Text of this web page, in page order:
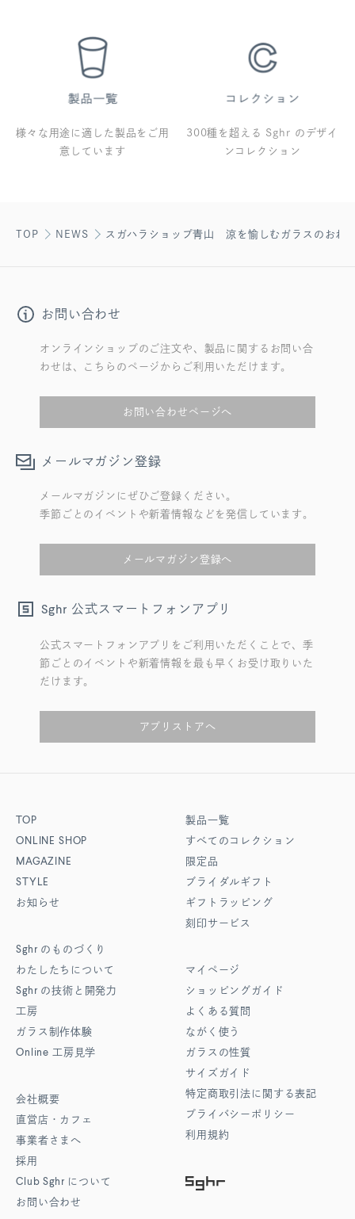
様々な用途に適した製品をご用
意しています
300種を超える Sghr のデザイ
ンコレクション
TOP NEWS スガハラショップ青山 涼を愉しむガラスのおわ
お問い合わせ
オンラインショップのご注文や、製品に関するお問い合
わせは、こちらのページからご利用いただけます。
お問い合わせページへ
メールマガジン登録
メールマガジンにぜひご登録ください。
季節ごとのイベントや新着情報などを発信しています。
メールマガジン登録へ
Sghr 公式スマートフォンアプリ
公式スマートフォンアプリをご利用いただくことで、季
節ごとのイベントや新着情報を最も早くお受け取りいた
だけます。
アプリストアへ
TOP
ONLINE SHOP
MAGAZINE
STYLE
お知らせ
Sghr のものづくり
わたしたちについて
Sghr の技術と開発力
工房
ガラス制作体験
Online 工房見学
会社概要
直営店・カフェ
事業者さまへ
採用
Club Sghr について
お問い合わせ
製品一覧
すべてのコレクション
限定品
ブライダルギフト
ギフトラッピング
刻印サービス
マイページ
ショッピングガイド
よくある質問
ながく使う
ガラスの性質
サイズガイド
特定商取引法に関する表記
プライバシーポリシー
利用規約